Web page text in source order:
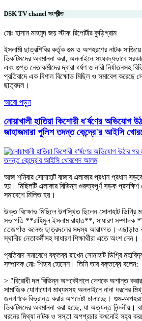
DSK TV chanel সংগ্রীত
মোঃ হাসান মাহমুদ জয় স্টাফ রিপোর্টার কুড়িগ্রাম
ইসলামী ছাত্রশিবির কর্তৃক গুম ও অপহরণের নাটক
ভিকটিমদের অবমাননা করা, অনলাইনে সংঘবদ্ধভাবে
এবং গুপ্ত নেতাকর্মীদের দ্বারা ধর্ষণ ও নারী নির্যাতনসহ
প্রতিবাদে এক বিশাল বিক্ষোভ মিছিল ও সমাবেশ করেছে
ছাত্রদল।
আরো পড়ুন
নোয়াখালী হাতিয়া কিশোরী ধ'র্ষণের অভিযোগ
জাহাজমারা পুলিশ তদন্ত কেন্দ্রে'র আইসি
আজ শনিবার সোনাহাট বাজার এলাকার প্রধান প্রধান
হয়। মিছিলটি এলাকার বিভিন্ন গুরুত্বপূর্ণ সড়ক
সমাবেশে মিলিত হয়।
উক্ত বিক্ষোভ মিছিলে উপস্থিত ছিলেন সোনাহাট ডিগ্রি
সভাপতি **রাহিমুল ইসলাম রাহাত**, সাধারণ সম্পাদক
তেজগাঁও কলেজ ছাত্রদলের সদস্য আরাফাত। এছাড়াও
স্থানীয় নেতাকর্মীসহ সাধারণ শিক্ষার্থীরা এতে অংশ নেন।
প্রতিবাদ সমাবেশে বক্তব্য রাখেন সোনাহাট ডিগ্রি
সম্পাদক মোঃ শিহাব হোসেন। তিনি তার বক্তব্যে বলেন:
> "বিরোধী দল বিভিন্ন অপকৌশলে দেশকে অশান্ত করার
সামাজিক যোগাযোগ মাধ্যমসহ অনলাইনে নানা ধরনের
জনগণকে বিভ্রান্ত করার অপচেষ্টা চালাচ্ছে। গুম-
ভিকটিমদের অবমাননা করা হচ্ছে, যা অত্যন্ত নিন্দনীয়।
ধরনের মিথ্যা নাটক ও সস্তা অপপ্রচার কখনোই সহ্য